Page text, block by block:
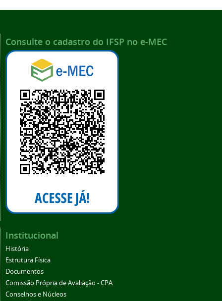
Consulte o cadastro do IFSP no e-MEC
Institucional
História
Estrutura Física
Documentos
Comissão Própria de Avaliação - CPA
Conselhos e Núcleos